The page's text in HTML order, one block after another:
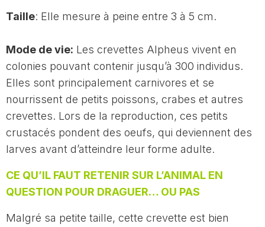
Taille: Elle mesure à peine entre 3 à 5 cm.
Mode de vie: Les crevettes Alpheus vivent en
colonies pouvant contenir jusqu’à 300 individus.
Elles sont principalement carnivores et se
nourrissent de petits poissons, crabes et autres
crevettes. Lors de la reproduction, ces petits
crustacés pondent des oeufs, qui deviennent des
larves avant d’atteindre leur forme adulte.
CE QU’IL FAUT RETENIR SUR L’ANIMAL EN
QUESTION POUR DRAGUER… OU PAS
Malgré sa petite taille, cette crevette est bien